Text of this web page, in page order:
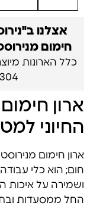
אצלנו
חימום
כלל הארונות
304, ובהתאם לצרכי הלקוח.
ארון
החיוני
ארון חימום
חום; הוא כלי
ושמירה על איכות
החל ממסעדות ובתי